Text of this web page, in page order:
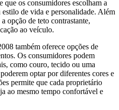
que os consumidores escolham a
estilo de vida e personalidade. Além
opção de teto contrastante,
ao veículo.
também oferece opções de
Os consumidores podem
como couro, tecido ou uma
optar por diferentes cores e
permite que cada proprietário
ao mesmo tempo confortável e